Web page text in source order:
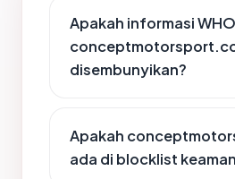
Apakah informasi
disembunyikan?
Apakah
ada di blocklist